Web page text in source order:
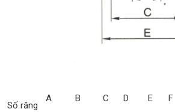
Số răng
A B C D E F